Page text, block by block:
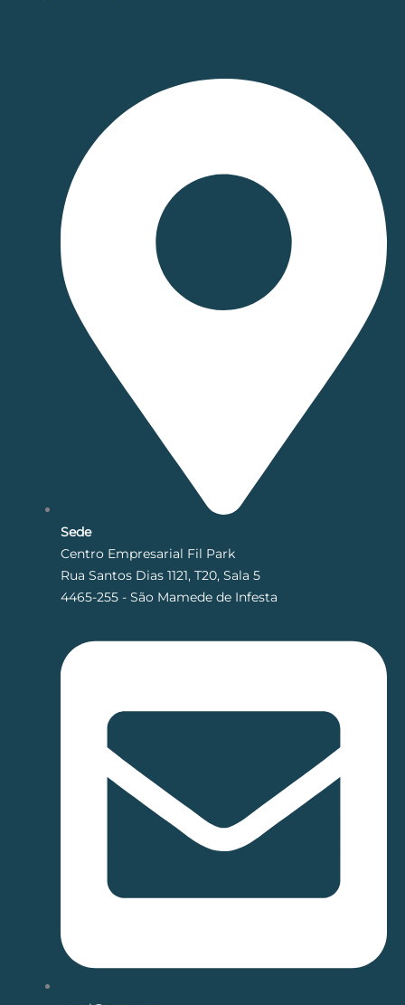
Sede
Centro Empresarial Fil Park
Rua Santos Dias 1121, T20, Sala 5
4465-255 - São Mamede de Infesta